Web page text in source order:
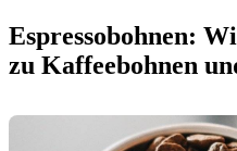
Espressobohnen:
zu Kaffeebohnen